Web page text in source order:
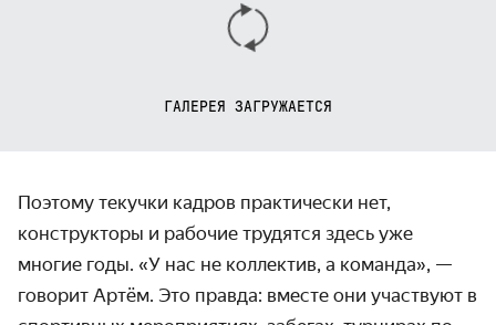
ГАЛЕРЕЯ ЗАГРУЖАЕТСЯ
Поэтому текучки кадров практически нет,
конструкторы и рабочие трудятся здесь уже
многие годы. «У нас не коллектив, а команда», —
говорит Артём. Это правда: вместе они участвуют в